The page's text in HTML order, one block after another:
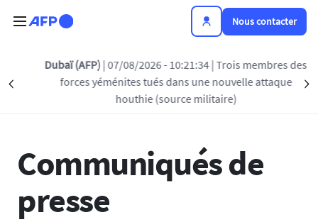
Nous contacter
Précédent
Dubaï (AFP)| 07/08/2026 - 10:21:34 | Trois membres des
forces yéménites tués dans une nouvelle attaque
houthie (source militaire)
L'ACTUALITÉ DE L'AFP PRIX ET RÉCOMPENSES
Communiqués de
presse